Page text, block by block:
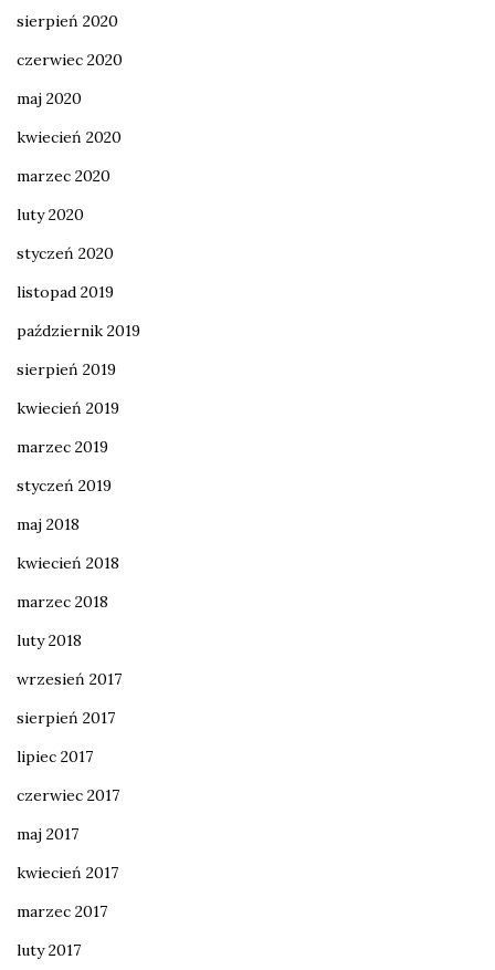
sierpień 2020
czerwiec 2020
maj 2020
kwiecień 2020
marzec 2020
luty 2020
styczeń 2020
listopad 2019
październik 2019
sierpień 2019
kwiecień 2019
marzec 2019
styczeń 2019
maj 2018
kwiecień 2018
marzec 2018
luty 2018
wrzesień 2017
sierpień 2017
lipiec 2017
czerwiec 2017
maj 2017
kwiecień 2017
marzec 2017
luty 2017